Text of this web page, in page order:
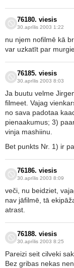
76180. viesis
30.aprīlis 2003 1:22
nu njem nofilmē kā
var uzkatīt par
76185. viesis
30.aprīlis 2003 8:03
Ja buutu velme
filmeet. Vajag
no sava padotaa
pienaakumus; 3)
vinja mashiinu.
Bet punkts Nr. 1) ir
76186. viesis
30.aprīlis 2003 8:09
veči, nu beidziet,
nav jāfilmē, tā
atrast.
76188. viesis
30.aprīlis 2003 8:25
Pareizi seit cilveki
Bez gribas nekas